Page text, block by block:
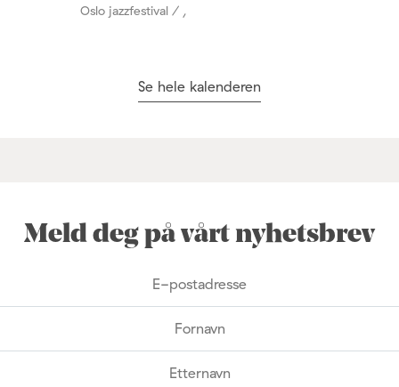
Oslo jazzfestival / ,
Se hele kalenderen
Meld deg på vårt nyhetsbrev